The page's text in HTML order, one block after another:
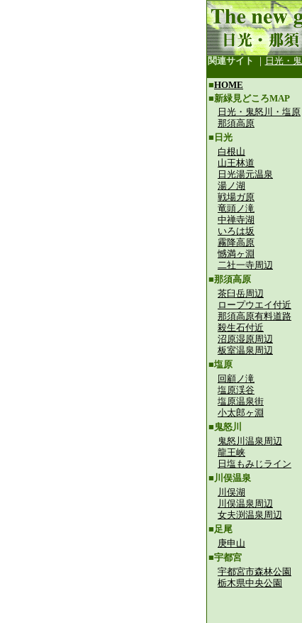
関連サイト ｜ 日光・
■HOME
■新緑見どころMAP
日光・鬼怒川・塩原
那須高原
■日光
白根山
山王林道
日光湯元温泉
湯ノ湖
戦場ガ原
竜頭ノ滝
中禅寺湖
いろは坂
霧降高原
憾満ヶ淵
二社一寺周辺
■那須高原
茶臼岳周辺
ロープウエイ付近
那須高原有料道路
殺生石付近
沼原湿原周辺
板室温泉周辺
■塩原
回顧ノ滝
塩原渓谷
塩原温泉街
小太郎ヶ淵
■鬼怒川
鬼怒川温泉周辺
龍王峡
日塩もみじライン
■川俣温泉
川俣湖
川俣温泉周辺
女夫渕温泉周辺
■足尾
庚申山
■宇都宮
宇都宮市森林公園
栃木県中央公園